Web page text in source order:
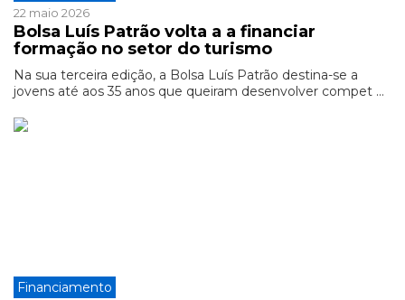
22 maio 2026
Bolsa Luís Patrão volta a a financiar
formação no setor do turismo
Na sua terceira edição, a Bolsa Luís Patrão destina-se a
jovens até aos 35 anos que queiram desenvolver compet ...
Financiamento